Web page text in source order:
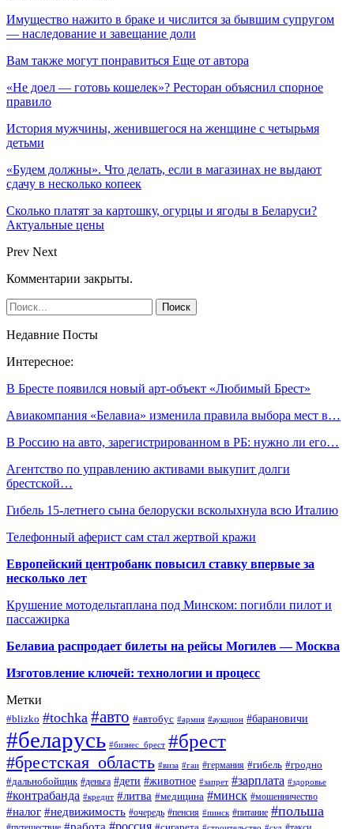
Имущество нажито в браке и числится за бывшим супругом
— наследование и завещание доли
Вам также могут понравиться Еще от автора
«Не доел — готовь кошелек»? Ресторан объяснил спорное
правило
История мужчины, женившегося на женщине с четырьмя
детьми
«Будем должны». Что делать, если в магазинах не выдают
сдачу в несколько копеек
Сколько платят за картошку, огурцы и ягоды в Беларуси?
Актуальные цены
Prev Next
Комментарии закрыты.
Недавние Посты
Интересное:
В Бресте появился новый арт-объект «Любимый Брест»
Авиакомпания «Белавиа» изменила правила выбора мест в…
В Россию на авто, зарегистрированном в РБ: нужно ли его…
Агентство по управлению активами выкупит долги
брестской…
Гибель 15-летнего сына белоруски всколыхнула всю Италию
Телефонный аферист сам стал жертвой кражи
Европейский центробанк повысил ставку впервые за
несколько лет
Крушение мотодельтаплана под Минском: погибли пилот и
пассажирка
Белавиа распродает билеты на рейсы Могилев — Москва
Изготовление ключей: технологии и процесс
Метки
#blizko #tochka #авто #автобус #армия #аукцион #барановичи
#беларусь #бизнес_брест #брест
#брестская_область #виза #гаи #германия #гибель #гродно
#дальнобойщик #деньга #дети #животное #запрет #зарплата #здоровье
#контрабанда #кредит #литва #медицина #минск #мошенничество
#налог #недвижимость #очередь #пенсия #пинск #питание #польша
#россия